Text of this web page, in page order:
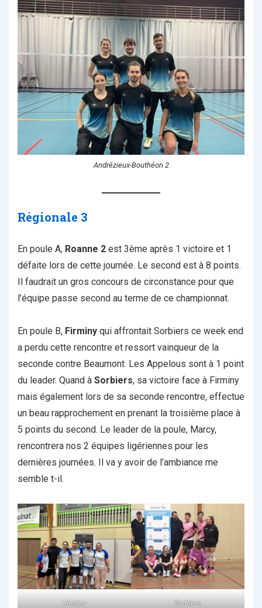
Andrézieux-Bouthéon 2
Régionale 3
En poule A, Roanne 2 est 3ème après 1 victoire et 1
défaite lors de cette journée. Le second est à 8 points.
Il faudrait un gros concours de circonstance pour que
l’équipe passe second au terme de ce championnat.
En poule B, Firminy qui affrontait Sorbiers ce week end
a perdu cette rencontre et ressort vainqueur de la
seconde contre Beaumont. Les Appelous sont à 1 point
du leader. Quand à Sorbiers, sa victoire face à Firminy
mais également lors de sa seconde rencontre, effectue
un beau rapprochement en prenant la troisième place à
5 points du second. Le leader de la poule, Marcy,
rencontrera nos 2 équipes ligériennes pour les
dernières journées. Il va y avoir de l’ambiance me
semble t-il.
Firminy Sorbiers